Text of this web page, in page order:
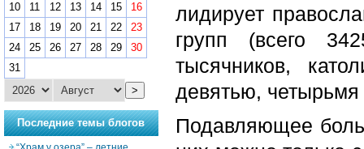
лидирует
групп (всего
тысячников,
девятью, четырьмя
Подавляющее
10
11 12 13 14 15
16
17
18 19 20 21 22
23
24
25 26 27 28 29
30
31
>
Последние темы блогов